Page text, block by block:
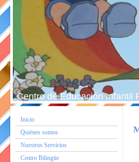
Centro de Educación Infantil
Inicio
Quiénes somos
Nuestros Servicios
Centro Bilingüe